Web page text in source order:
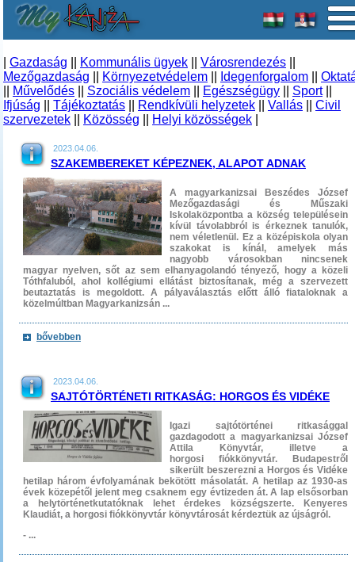
Gazdaság Kommunális ügyek Városrendezés
Mezőgazdaság
Környezetvédelem Idegenforgalom
Művelődés Szociális védelem Egészségügy Sport||
Ifjúság
Tájékoztatás Rendkívüli helyzetek Vallás
Civil
szervezetek
Közösség Helyi közösségek
2023.04.06.
SZAKEMBEREKET KÉPEZNEK, ALAPOT ADNAK
A magyarkanizsai Beszédes József
Mezőgazdasági és Műszaki
Iskolaközpontba a község településein
kívül távolabbról is érkeznek tanulók,
nem véletlenül. Ez a középiskola olyan
szakokat is kínál, amelyek más
nagyobb városokban nincsenek
magyar nyelven, sőt az sem elhanyagolandó tényező, hogy a közeli
Tóthfaluból, ahol kollégiumi ellátást biztosítanak, még a szervezett
beutaztatás is megoldott. A pályaválasztás előtt álló fiataloknak a
közelmúltban Magyarkanizsán ...
bővebben
2023.04.06.
SAJTÓTÖRTÉNETI RITKASÁG: HORGOS ÉS VIDÉKE
Igazi sajtótörténei ritkasággal
gazdagodott a magyarkanizsai József
Attila Könyvtár, illetve a
horgosi fiókkönyvtár. Budapestről
sikerült beszerezni a Horgos és Vidéke
hetilap három évfolyamának bekötött másolatát. A hetilap az 1930-as
évek közepétől jelent meg csaknem egy évtizeden át. A lap elsősorban
a helytörténetkutatóknak lehet érdekes községszerte. Kenyeres
Klaudiát, a horgosi fiókkönyvtár könyvtárosát kérdeztük az újságról.
- ...